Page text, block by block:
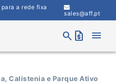
a rede fixa
sales@aff.pt
search request_quote menu
Calistenia e Parque Ativo